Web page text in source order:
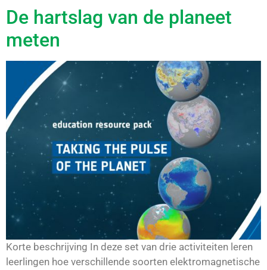
De hartslag van de planeet
meten
Korte beschrijving In deze set van drie activiteiten leren
leerlingen hoe verschillende soorten elektromagnetische